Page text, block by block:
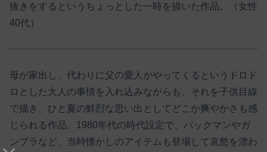
抜きをするというちょっとした一時を描いた作品。（女性
40代）
母が家出し、代わりに父の愛人がやってくるというドロド
ロとした大人の事情を入れ込みながらも、それを子供目線
で描き、ひと夏の鮮烈な思い出としてどこか爽やかさも感
じられる作品。1980年代の時代設定で、パックマンやガ
ンプラなど、当時懐かしのアイテムも登場して哀愁を漂わ